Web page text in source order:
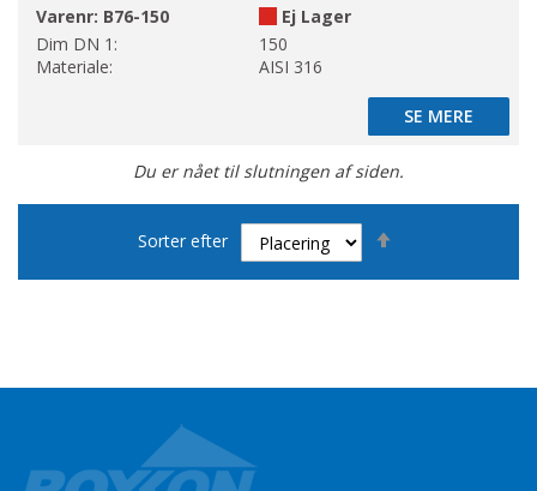
Varenr: B76-150
Ej Lager
Dim DN 1:
150
Materiale:
AISI 316
SE MERE
SE MERE
Du er nået til slutningen af siden.
Sorter efter